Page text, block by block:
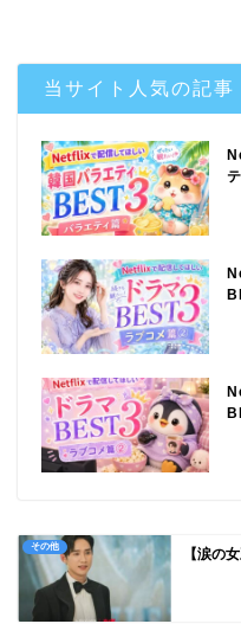
当サイト人気の記事
その他 【涙の